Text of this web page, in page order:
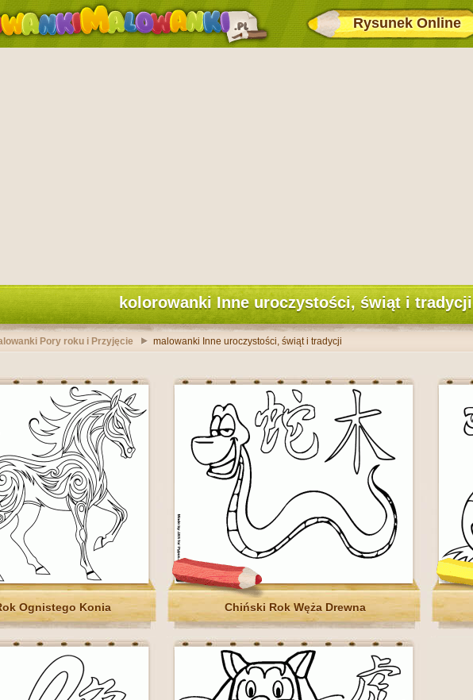
Rysunek Online
kolorowanki Inne uroczystości, świąt i tradycji
Pory roku i Przyjęcie malowanki Inne uroczystości, świąt i tradycji
Ognistego Konia Chiński Rok Węża Drewna